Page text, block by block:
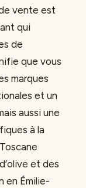
vente est
qui
de
que vous
marques
et un
aussi une
à la
et des
en Émilie-